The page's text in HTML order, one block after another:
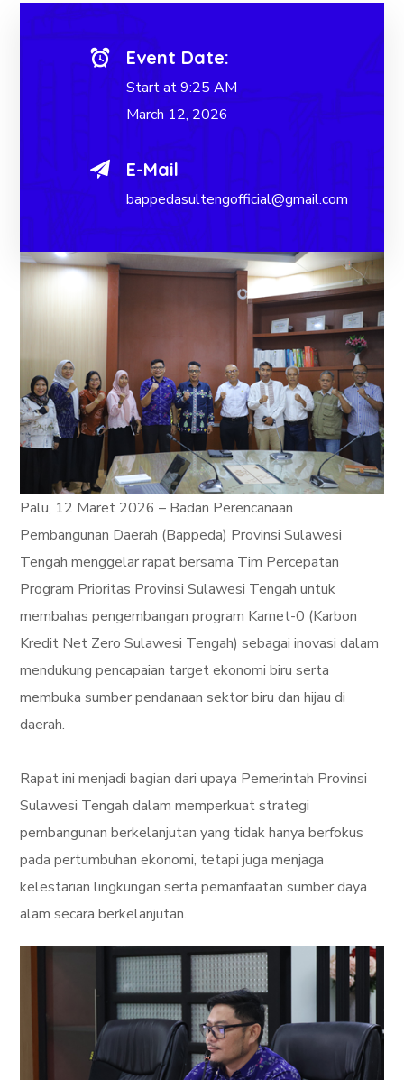
Event Date:
Start at 9:25 AM
March 12, 2026
E-Mail
bappedasultengofficial@gmail.com
Palu, 12 Maret 2026 – Badan Perencanaan
Pembangunan Daerah (Bappeda) Provinsi Sulawesi
Tengah menggelar rapat bersama Tim Percepatan
Program Prioritas Provinsi Sulawesi Tengah untuk
membahas pengembangan program Karnet-0 (Karbon
Kredit Net Zero Sulawesi Tengah) sebagai inovasi dalam
mendukung pencapaian target ekonomi biru serta
membuka sumber pendanaan sektor biru dan hijau di
daerah.
Rapat ini menjadi bagian dari upaya Pemerintah Provinsi
Sulawesi Tengah dalam memperkuat strategi
pembangunan berkelanjutan yang tidak hanya berfokus
pada pertumbuhan ekonomi, tetapi juga menjaga
kelestarian lingkungan serta pemanfaatan sumber daya
alam secara berkelanjutan.